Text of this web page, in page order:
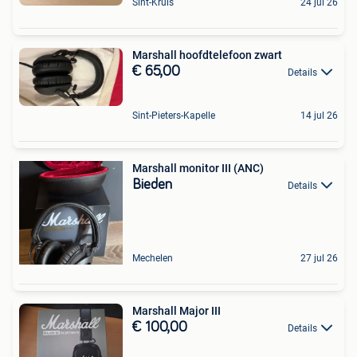
Marshall hoofdtelefoon zwart
€ 65,00 Details
Sint-Pieters-Kapelle 14 jul 26
Marshall monitor III (ANC)
Bieden Details
Mechelen 27 jul 26
Marshall Major III
€ 100,00 Details